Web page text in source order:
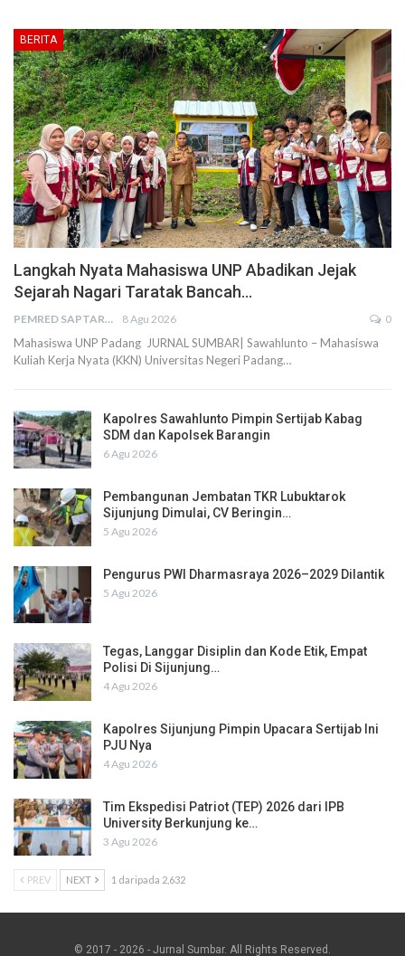
BERITA
Langkah Nyata Mahasiswa UNP Abadikan Jejak
Sejarah Nagari Taratak Bancah…
PEMRED SAPTARIUS 8 Agu 2026 0
Mahasiswa UNP Padang JURNAL SUMBAR| Sawahlunto – Mahasiswa
Kuliah Kerja Nyata (KKN) Universitas Negeri Padang…
Kapolres Sawahlunto Pimpin Sertijab Kabag
SDM dan Kapolsek Barangin
6 Agu 2026
Pembangunan Jembatan TKR Lubuktarok
Sijunjung Dimulai, CV Beringin…
5 Agu 2026
Pengurus PWI Dharmasraya 2026–2029 Dilantik
5 Agu 2026
Tegas, Langgar Disiplin dan Kode Etik, Empat
Polisi Di Sijunjung…
4 Agu 2026
Kapolres Sijunjung Pimpin Upacara Sertijab Ini
PJU Nya
4 Agu 2026
Tim Ekspedisi Patriot (TEP) 2026 dari IPB
University Berkunjung ke…
3 Agu 2026
PREV NEXT 1 daripada 2,632
© 2017 - 2026 - Jurnal Sumbar. All Rights Reserved.